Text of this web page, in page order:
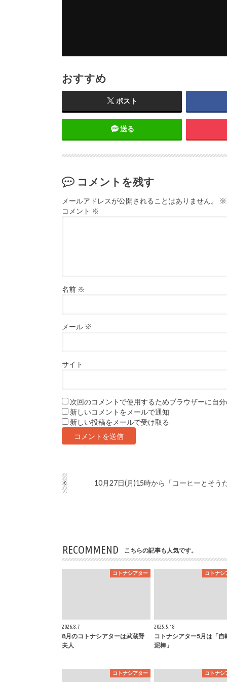
おすすめ
ポスト
送る
コメントを残す
メールアドレスが公開されることはありません。 ※
コメント ※
名前 ※
メール ※
サイト
次回のコメントで使用するためブラウザーに自
新しいコメントをメールで通知
新しい投稿をメールで受け取る
10月27日(月)15時から「コーヒーとそうだ
RECOMMEND こちらの記事も人気です。
コトナシアター
2026.8.7
8月のコトナシアターは武蔵野
夫人
コトナシ
2025.5.18
コトナシアター5月は「自
泥棒」
コトナシアター コトナシ